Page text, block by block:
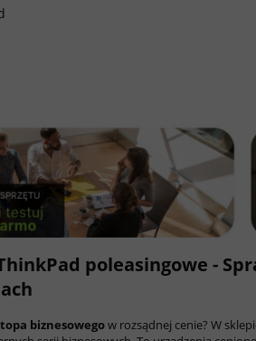
poleasingowe -
biznesowegow rozsądnej cenie? W